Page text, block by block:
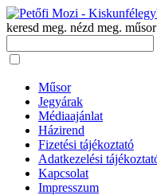
keresd meg. nézd meg.
Műsor
Jegyárak
Médiaajánlat
Házirend
Fizetési tájékoztató
Adatkezelési
Kapcsolat
Impresszum